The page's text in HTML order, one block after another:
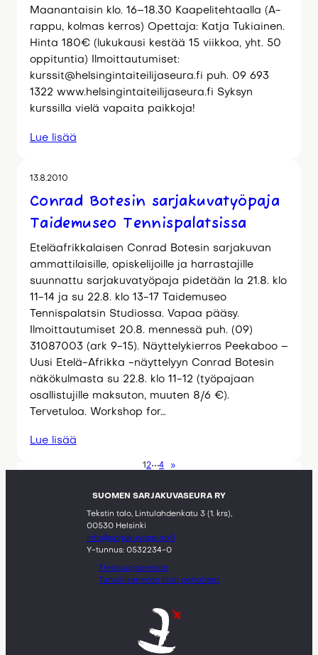
Maanantaisin klo. 16–18.30 Kaapelitehtaalla (A-
rappu, kolmas kerros) Opettaja: Katja Tukiainen.
Hinta 180€ (lukukausi kestää 15 viikkoa, yht. 50
oppituntia) Ilmoittautumiset:
kurssit@helsingintaiteilijaseura.fi puh. 09 693
1322 www.helsingintaiteilijaseura.fi Syksyn
kurssilla vielä vapaita paikkoja!
Lue lisää
13.8.2010
Conrad Botesin sarjakuvatyöpaja
Taidemuseo Tennispalatsissa
Eteläafrikkalaisen Conrad Botesin sarjakuvan
ammattilaisille, opiskelijoille ja harrastajille
suunnattu sarjakuvatyöpaja pidetään la 21.8. klo
11-14 ja su 22.8. klo 13-17 Taidemuseo
Tennispalatsin Studiossa. Vapaa pääsy.
Ilmoittautumiset 20.8. mennessä puh. (09)
31087003 (ark 9-15). Näyttelykierros Peekaboo –
Uusi Etelä-Afrikka -näyttelyyn Conrad Botesin
näkökulmasta su 22.8. klo 11-12 (työpajaan
osallistujille maksuton, muuten 8/6 €).
Tervetuloa. Workshop for…
Lue lisää
12 4 »
SUOMEN SARJAKUVASEURA RY
Tekstin talo, Lintulahdenkatu 3 (1. krs),
00530 Helsinki
info@sarjakuvaseura.fi
Y-tunnus: 0532234-0
Tietosuojaseloste
Turvallisemman tilan periatteet